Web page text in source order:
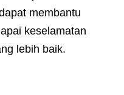
membantu
keselamatan
lebih baik.